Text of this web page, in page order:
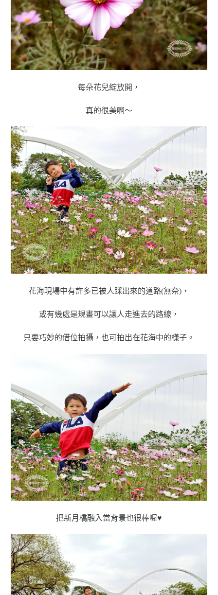
每朵花兒綻放開，
真的很美啊～
花海現場中有許多已被人踩出來的道路(無奈)，
或有幾處是規畫可以讓人走進去的路線，
只要巧妙的借位拍攝，也可拍出在花海中的樣子。
把新月橋融入當背景也很棒喔♥